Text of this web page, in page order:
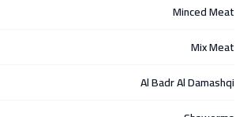
Minced Meat
Mix Meat
Al Badr Al Damashqi